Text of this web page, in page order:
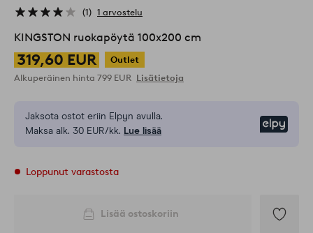
1 1 arvostelu
KINGSTON ruokapöytä 100x200 cm
319,60 EUR
Outlet
Alkuperäinen hinta 799 EUR Lisätietoja
Jaksota ostot eriin Elpyn avulla.
Maksa alk. 30 EUR/kk. Lue lisää
Loppunut varastosta
Lisää ostoskoriin